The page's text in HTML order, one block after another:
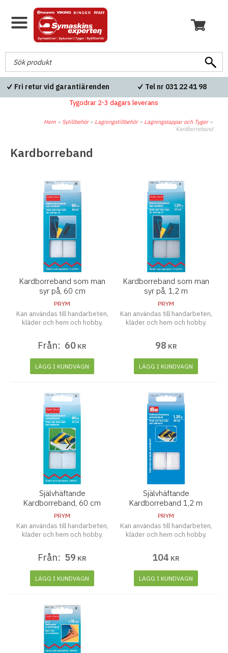
Fri retur vid garantiärenden Tel nr 031 22 41 98
Tygodrar 2-3 dagars leverans
Hem » Sytillbehör» Lagningstillbehör» Lagningslappar och Tyger»
Kardborreband
Kardborreband
Kardborreband som man
syr på, 60 cm
PRYM
Kan användas till handarbeten,
kläder och hem och hobby.
Från: 60 KR
LÄGG I KUNDVAGN
Kardborreband som man
syr på, 1,2 m
PRYM
Kan användas till handarbeten,
kläder och hem och hobby.
98 KR
LÄGG I KUNDVAGN
Självhäftande
Kardborreband, 60 cm
PRYM
Kan användas till handarbeten,
kläder och hem och hobby.
Från: 59 KR
LÄGG I KUNDVAGN
Självhäftande
Kardborreband 1,2 m
PRYM
Kan användas till handarbeten,
kläder och hem och hobby.
104 KR
LÄGG I KUNDVAGN